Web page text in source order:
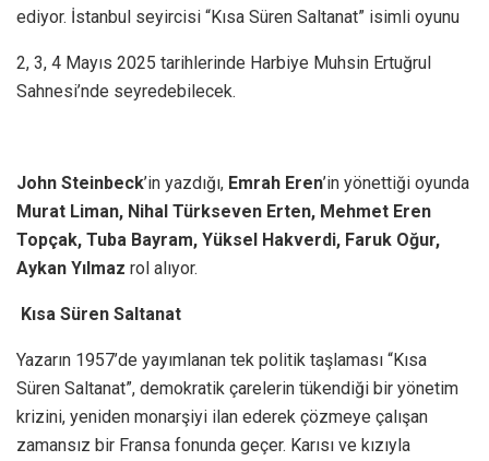
ediyor. İstanbul seyircisi “Kısa Süren Saltanat” isimli oyunu
2, 3, 4 Mayıs 2025 tarihlerinde Harbiye Muhsin Ertuğrul
Sahnesi’nde seyredebilecek.
John Steinbeck’in yazdığı, Emrah Eren’in yönettiği oyunda
Murat Liman, Nihal Türkseven Erten, Mehmet Eren
Topçak, Tuba Bayram, Yüksel Hakverdi, Faruk Oğur,
Aykan Yılmaz rol alıyor.
Kısa Süren Saltanat
Yazarın 1957’de yayımlanan tek politik taşlaması “Kısa
Süren Saltanat”, demokratik çarelerin tükendiği bir yönetim
krizini, yeniden monarşiyi ilan ederek çözmeye çalışan
zamansız bir Fransa fonunda geçer. Karısı ve kızıyla